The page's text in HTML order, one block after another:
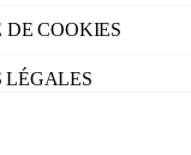
DE COOKIES
LÉGALES